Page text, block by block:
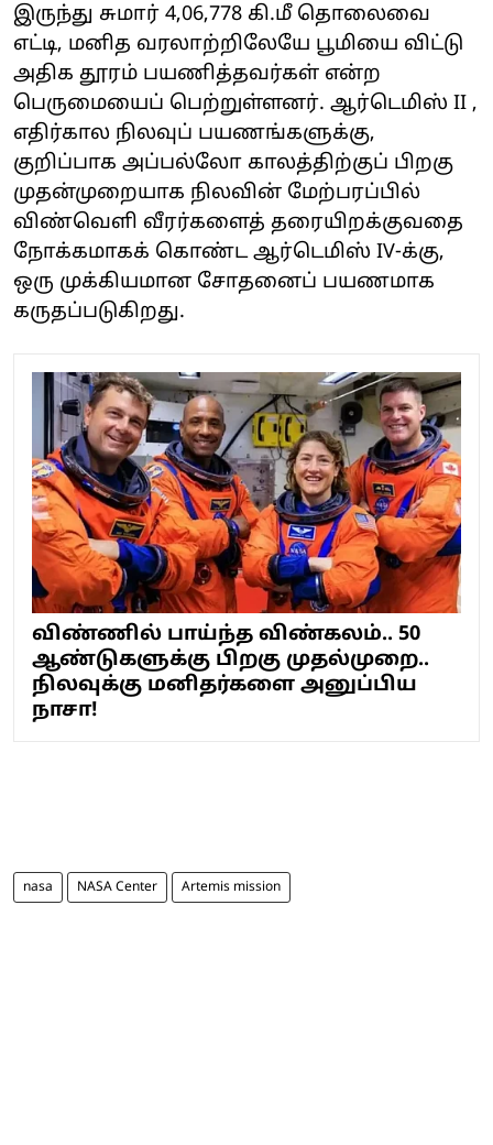
இருந்து சுமார் 4,06,778 கி.மீ தொலைவை
எட்டி, மனித வரலாற்றிலேயே பூமியை விட்டு
அதிக தூரம் பயணித்தவர்கள் என்ற
பெருமையைப் பெற்றுள்ளனர். ஆர்டெமிஸ் II ,
எதிர்கால நிலவுப் பயணங்களுக்கு,
குறிப்பாக அப்பல்லோ காலத்திற்குப் பிறகு
முதன்முறையாக நிலவின் மேற்பரப்பில்
விண்வெளி வீரர்களைத் தரையிறக்குவதை
நோக்கமாகக் கொண்ட ஆர்டெமிஸ் IV-க்கு,
ஒரு முக்கியமான சோதனைப் பயணமாக
கருதப்படுகிறது.
விண்ணில் பாய்ந்த விண்கலம்.. 50
ஆண்டுகளுக்கு பிறகு முதல்முறை..
நிலவுக்கு மனிதர்களை அனுப்பிய
நாசா!
nasa NASA Center Artemis mission